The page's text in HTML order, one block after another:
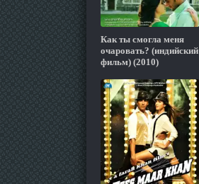
Как ты смогла меня
очаровать? (индийский
фильм) (2010)